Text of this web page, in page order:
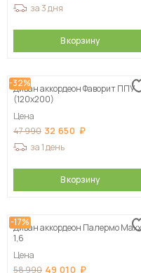
за 3 дня
В корзину
-32%
Диван аккордеон Фаворит ППУ
(120х200)
Цена
47 990 32 650
за 1 день
В корзину
-17%
Диван аккордеон Палермо Maxx
1,6
Цена
58 990 49 010